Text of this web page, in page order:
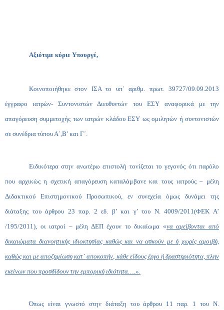
Αξιότιμε κύριε Υπουργέ,
Κοινοποιήθηκε στον ΙΣΑ το υπ΄ αριθμ. πρωτ. 39727/09.09.2013
έγγραφο ιατρών- Συντονιστών Διευθυντών του ΕΣΥ αναφορικά με την
απαγόρευση συμμετοχής των ιατρών κλάδου ΕΣΥ ως ομιλητών ή συντονιστών
σε συνέδρια τύπου Α΄,Β’ και Γ΄.
Ειδικότερα στην ανωτέρω επιστολή τονίζεται το γεγονός ότι παρόλο
που αρχικώς η σχετική απαγόρευση καταλάμβανε και τους ιατρούς – μέλη
Διδακτικού Επιστημονικού Προσωπικού, εν συνεχεία όμως δυνάμει της
διάταξης του άρθρου 23 παρ. 2 εδ. β’ και γ’ του Ν. 4009/2011(ΦΕΚ Α’
/195/2011), οι ιατροί – μέλη ΔΕΠ έχουν το δικαίωμα «να αμείβονται από
δικαιώματα διανοητικής ιδιοκτησίας καθώς και να ασκούν με ή χωρίς αμοιβή,
καθώς και με αποζημίωση κατ` αποκοπήν, κάθε είδους έργο ή δραστηριότητα, πλην
εκείνων που προσδίδουν την εμπορική ιδιότητα….».
Όπως είναι γνωστό στην διάταξη του άρθρου 11 παρ. 1 του Ν.